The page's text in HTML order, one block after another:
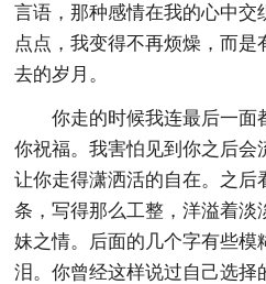
言语，那种感情在我的心中交
点点，我变得不再烦燥，而是
去的岁月。
你走的时候我连最后一面
你祝福。我害怕见到你之后会
让你走得潇洒活的自在。之后
条，写得那么工整，洋溢着淡
妹之情。后面的几个字有些模
泪。你曾经这样说过自己选择